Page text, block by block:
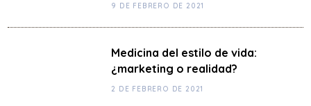
9 DE FEBRERO DE 2021
Medicina del estilo de vida:
¿marketing o realidad?
2 DE FEBRERO DE 2021